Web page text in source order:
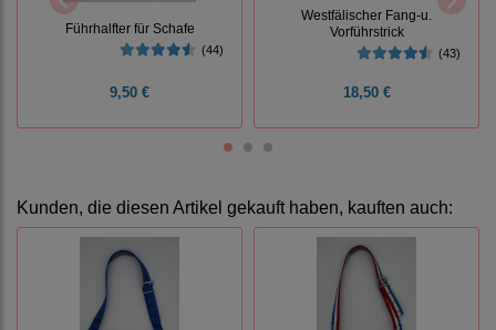
Führhalfter für Schafe
(44)
9,50 €
Westfälischer Fang-u.
Vorführstrick
(43)
18,50 €
Kunden, die diesen Artikel gekauft haben, kauften auch: